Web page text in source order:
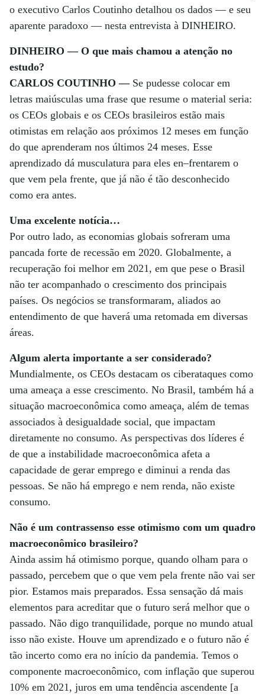
o executivo Carlos Coutinho detalhou os dados — e seu
aparente paradoxo — nesta entrevista à DINHEIRO.
DINHEIRO — O que mais chamou a atenção no
estudo?
CARLOS COUTINHO —Se pudesse colocar em
letras maiúsculas uma frase que resume o material seria:
os CEOs globais e os CEOs brasileiros estão mais
otimistas em relação aos próximos 12 meses em função
do que aprenderam nos últimos 24 meses. Esse
aprendizado dá musculatura para eles en–frentarem o
que vem pela frente, que já não é tão desconhecido
como era antes.
Uma excelente notícia…
Por outro lado, as economias globais sofreram uma
pancada forte de recessão em 2020. Globalmente, a
recuperação foi melhor em 2021, em que pese o Brasil
não ter acompanhado o crescimento dos principais
países. Os negócios se transformaram, aliados ao
entendimento de que haverá uma retomada em diversas
áreas.
Algum alerta importante a ser considerado?
Mundialmente, os CEOs destacam os ciberataques como
uma ameaça a esse crescimento. No Brasil, também há a
situação macroeconômica como ameaça, além de temas
associados à desigualdade social, que impactam
diretamente no consumo. As perspectivas dos líderes é
de que a instabilidade macroeconômica afeta a
capacidade de gerar emprego e diminui a renda das
pessoas. Se não há emprego e nem renda, não existe
consumo.
Não é um contrassenso esse otimismo com um quadro
macroeconômico brasileiro?
Ainda assim há otimismo porque, quando olham para o
passado, percebem que o que vem pela frente não vai ser
pior. Estamos mais preparados. Essa sensação dá mais
elementos para acreditar que o futuro será melhor que o
passado. Não digo tranquilidade, porque no mundo atual
isso não existe. Houve um aprendizado e o futuro não é
tão incerto como era no início da pandemia. Temos o
componente macroeconômico, com inflação que superou
10% em 2021, juros em uma tendência ascendente [a